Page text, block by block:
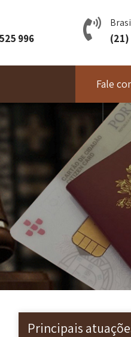
996 (21)
Fale
Principais